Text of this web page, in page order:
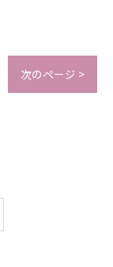
次のページ >